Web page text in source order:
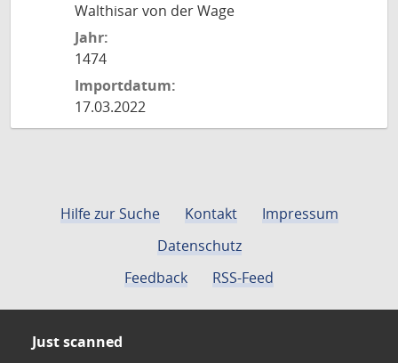
Walthisar von der Wage
Jahr:
1474
Importdatum:
17.03.2022
Hilfe zur Suche Kontakt
Impressum
Datenschutz
Feedback
RSS-Feed
Just scanned